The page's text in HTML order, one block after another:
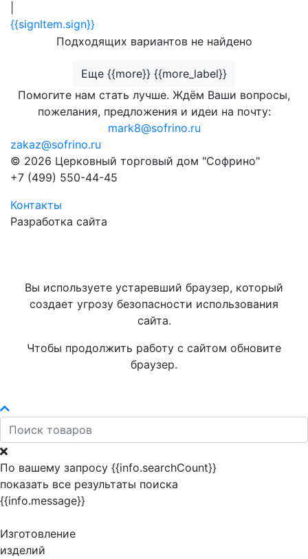
{{signItem.sign}}
Подходящих вариантов не найдено
Еще {{more}} {{more_label}}
Помогите нам стать лучше. Ждём Ваши вопросы,
пожелания, предложения и идеи на почту:
mark8@sofrino.ru
zakaz@sofrino.ru
© 2026 Церковный торговый дом "Софрино"
+7 (499) 550-44-45
Контакты
Разработка сайта
Вы используете устаревший браузер, который
создает угрозу безопасности использования
сайта.
Чтобы продолжить работу с сайтом обновите
браузер.
По вашему запросу {{info.searchCount}}
показать все результаты поиска
{{info.message}}
Изготовление
изделий